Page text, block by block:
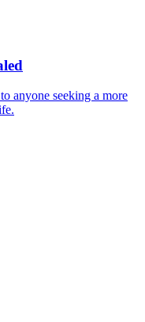
anyone seeking a more